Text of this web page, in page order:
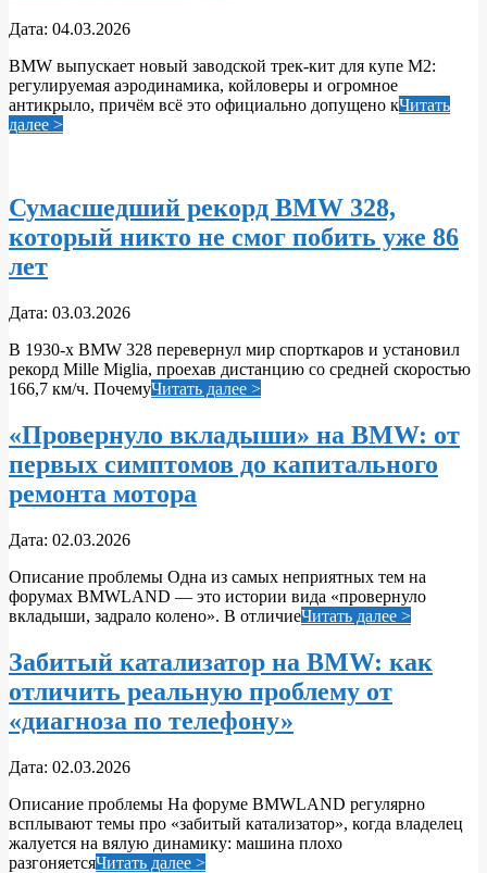
2026-
04
Дата: 04.03.2026
BMW выпускает новый заводской трек‑кит для купе M2:
регулируемая аэродинамика, койловеры и огромное
антикрыло, причём всё это официально допущено кЧитать
далее >
Сумасшедший рекорд BMW 328,
который никто не смог побить уже 86
лет
2026-
03
Дата: 03.03.2026
В 1930‑х BMW 328 перевернул мир спорткаров и установил
рекорд Mille Miglia, проехав дистанцию со средней скоростью
166,7 км/ч. ПочемуЧитать далее >
«Провернуло вкладыши» на BMW: от
первых симптомов до капитального
ремонта мотора
2026-
02
Дата: 02.03.2026
Описание проблемы Одна из самых неприятных тем на
форумах BMWLAND — это истории вида «провернуло
вкладыши, задрало колено». В отличиеЧитать далее >
Забитый катализатор на BMW: как
отличить реальную проблему от
«диагноза по телефону»
2026-
02
Дата: 02.03.2026
Описание проблемы На форуме BMWLAND регулярно
всплывают темы про «забитый катализатор», когда владелец
жалуется на вялую динамику: машина плохо
разгоняетсяЧитать далее >